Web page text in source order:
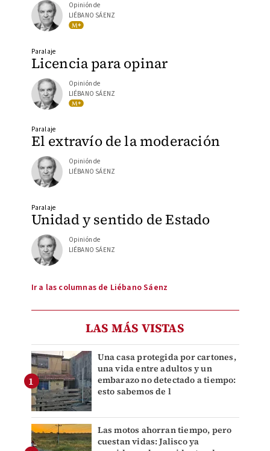
Opinión de
LIÉBANO SÁENZ
Licencia para opinar
Paralaje
Opinión de
LIÉBANO SÁENZ
El extravío de la moderación
Paralaje
Opinión de
LIÉBANO SÁENZ
Unidad y sentido de Estado
Paralaje
Opinión de
LIÉBANO SÁENZ
Ir a las columnas de Liébano Sáenz
LAS MÁS VISTAS
Una casa protegida por cartones,
una vida entre adultos y un
embarazo no detectado a tiempo:
esto sabemos de l
Las motos ahorran tiempo, pero
cuestan vidas: Jalisco ya